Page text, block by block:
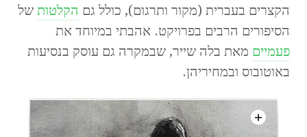
הקצרים בעברית (מקור ותרגום), כולל גם הקלטות של
הסיפורים הרבים בפרויקט. אהבתי במיוחד את
פעמיים מאת בלה שייר, שבמקרה גם עוסק בנסיעות
באוטובוס ובמחיריהן.